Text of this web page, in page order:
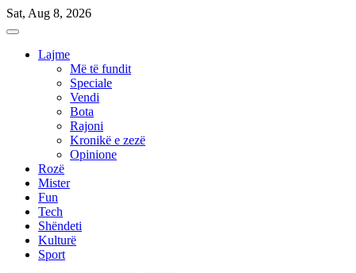
Skip
to
Sat, Aug 8, 2026
Lajme
Më të fundit
Speciale
Vendi
Bota
Rajoni
Kronikë e zezë
Opinione
Rozë
Mister
Fun
Tech
Shëndeti
Kulturë
Sport